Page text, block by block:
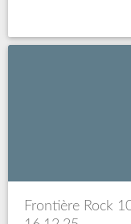
Frontière Rock